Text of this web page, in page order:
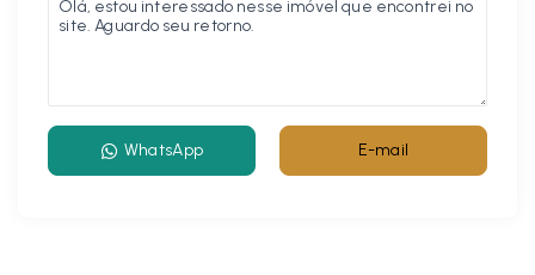
WhatsApp E-mail